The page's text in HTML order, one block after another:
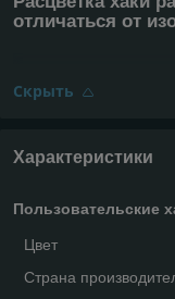
отличаться от
Скрыть
Характеристики
Пользовательские
Цвет
Страна